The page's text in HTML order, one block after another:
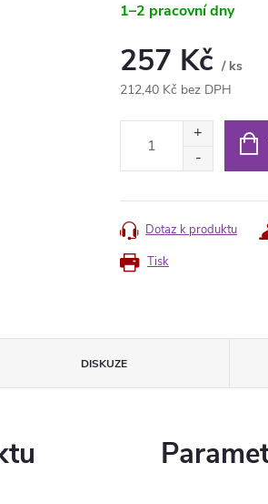
1–2 pracovní dny
257 Kč / ks
212,40 Kč bez DPH
Tisk
Dotaz k produktu
DISKUZE